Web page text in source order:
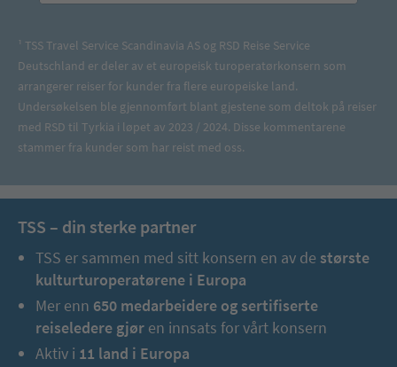
¹ TSS Travel Service Scandinavia AS og RSD Reise Service
Deutschland er deler av et europeisk turoperatørkonsern som
arrangerer reiser for kunder fra flere europeiske land.
Undersøkelsen ble gjennomført blant gjestene som deltok på reiser
med RSD til Tyrkia i løpet av 2023 / 2024. Disse kommentarene
stammer fra kunder som har reist med oss.
TSS – din sterke partner
TSS er sammen med sitt konsern en av de største
kulturturoperatørene i Europa
Mer enn 650 medarbeidere og sertifiserte
reiseledere gjør en innsats for vårt konsern
Aktiv i 11 land i Europa